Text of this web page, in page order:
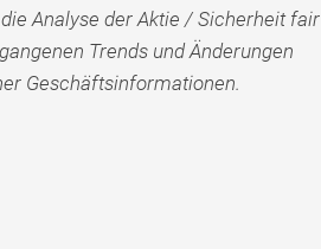
Analyse der Aktie / Sicherheit fair
Trends und Änderungen
Geschäftsinformationen.